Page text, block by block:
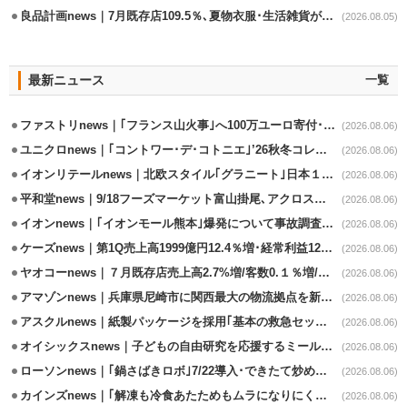
良品計画news｜7月既存店109.5％､夏物衣服･生活雑貨が好調 (2026.08.05)
最新ニュース 一覧
ファストリnews｜｢フランス山火事｣へ100万ユーロ寄付･衣料5万点も提供 (2026.08.06)
ユニクロnews｜｢コントワー･デ･コトニエ｣’26秋冬コレクション8/28発売 (2026.08.06)
イオンリテールnews｜北欧スタイル｢グラニート｣日本１号店を自由が丘に開業 (2026.08.06)
平和堂news｜9/18フーズマーケット富山掛尾､アクロスプラザ内に出店 (2026.08.06)
イオンnews｜｢イオンモール熊本｣爆発について事故調査委員会設置 (2026.08.06)
ケーズnews｜第1Q売上高1999億円12.4％増･経常利益125.0%増 (2026.08.06)
ヤオコーnews｜７月既存店売上高2.7%増/客数0.１％増/客単価2.6％増 (2026.08.06)
アマゾンnews｜兵庫県尼崎市に関西最大の物流拠点を新設・市内2拠点目 (2026.08.06)
アスクルnews｜紙製パッケージを採用｢基本の救急セット｣8/5発売 (2026.08.06)
オイシックスnews｜子どもの自由研究を応援するミールキット8/6発売 (2026.08.06)
ローソンnews｜｢鍋さばきロボ｣7/22導入･できたて炒めメニューを提供 (2026.08.06)
カインズnews｜｢解凍も冷食あたためもムラになりにくいフラットレンジ｣発売 (2026.08.06)